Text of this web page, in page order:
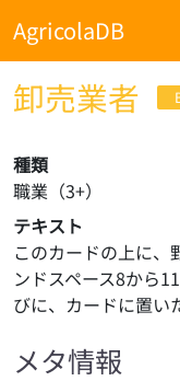
AgricolaDB
卸売業者
種類
職業 （3+）
テキスト
このカードの上に、
ンドスペース8から
びに、カードに置い
メタ情報